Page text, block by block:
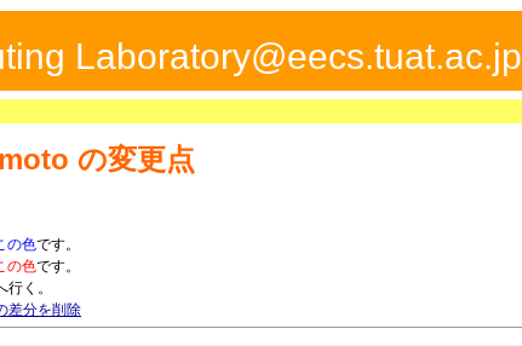
Laboratory@eecs.tuat.ac.jp
の変更点
の色です。
の色です。
行く。
差分を削除